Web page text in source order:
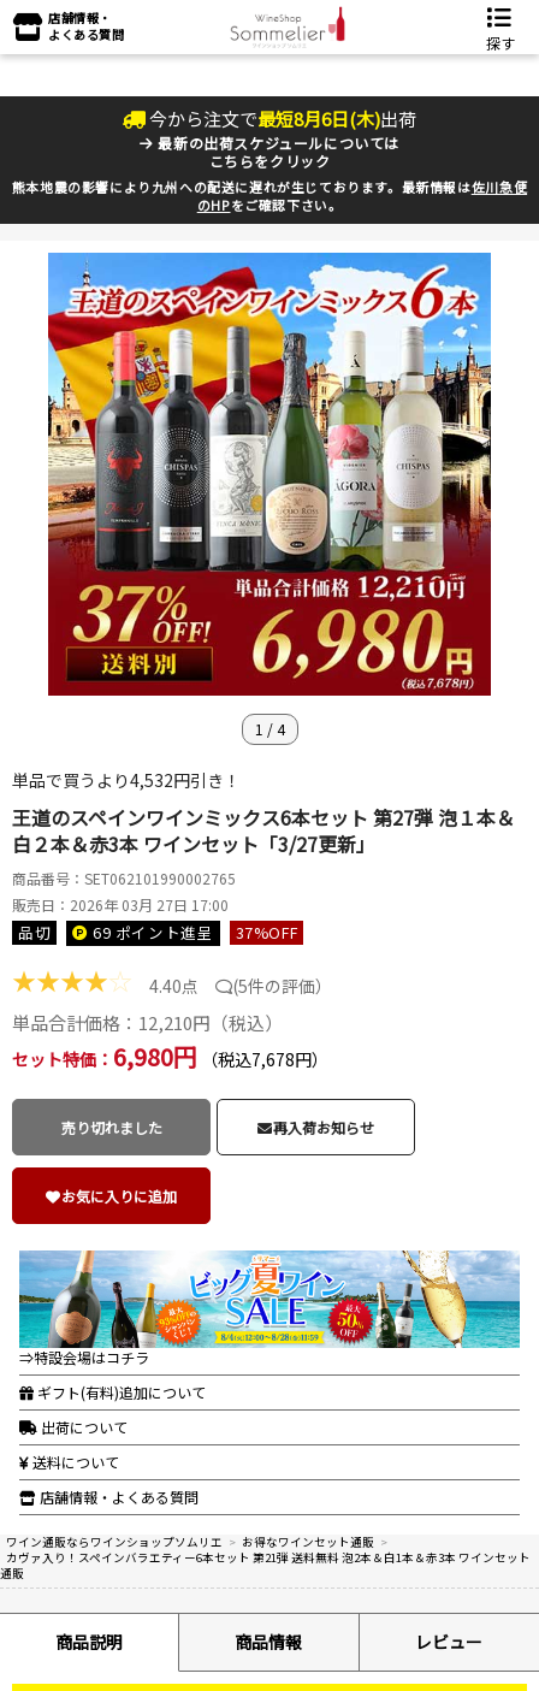
店舗情報・
よくある質問
探す
今から注文で最短8月6日(木)出荷
最新の出荷スケジュールについては
こちらをクリック
熊本地震の影響により九州への配送に遅れが生じております。最新情報は佐川急便
のHPをご確認下さい。
1 /4
単品で買うより4,532円引き！
王道のスペインワインミックス6本セット 第27弾 泡１本＆
白２本＆赤3本 ワインセット「3/27更新」
商品番号：SET062101990002765
販売日：2026年 03月 27日 17:00
品切 69 ポイント進呈 37%OFF
★★★★☆ 4.40点 (5件の評価）
単品合計価格： 12,210円（税込）
セット特価： 6,980円 （税込7,678円）
売り切れました 再入荷お知らせ
お気に入りに追加
⇒特設会場はコチラ
ギフト(有料)追加について
出荷について
送料について
店舗情報・よくある質問
ワイン通販ならワインショップソムリエ > お得なワインセット通販 >
カヴァ入り！スペインバラエティー6本セット 第21弾 送料無料 泡2本＆白1本＆赤3本 ワインセット
通販
商品説明 商品情報 レビュー